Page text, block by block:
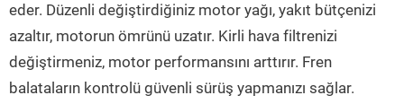
eder. Düzenli değiştirdiğiniz motor yağı, yakıt bütçenizi
azaltır, motorun ömrünü uzatır. Kirli hava filtrenizi
değiştirmeniz, motor performansını arttırır. Fren
balataların kontrolü güvenli sürüş yapmanızı sağlar.